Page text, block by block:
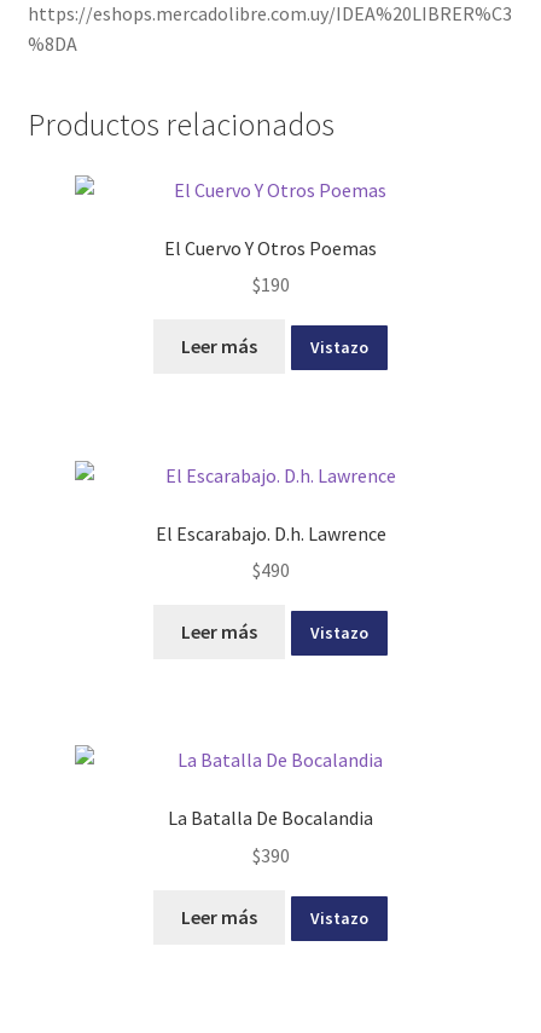
https://eshops.mercadolibre.com.uy/IDEA%20LIBRER%C3
%8DA
Productos relacionados
El Cuervo Y Otros Poemas
$190
Leer más Vistazo
El Escarabajo. D.h. Lawrence
$490
Leer más Vistazo
La Batalla De Bocalandia
$390
Leer más Vistazo